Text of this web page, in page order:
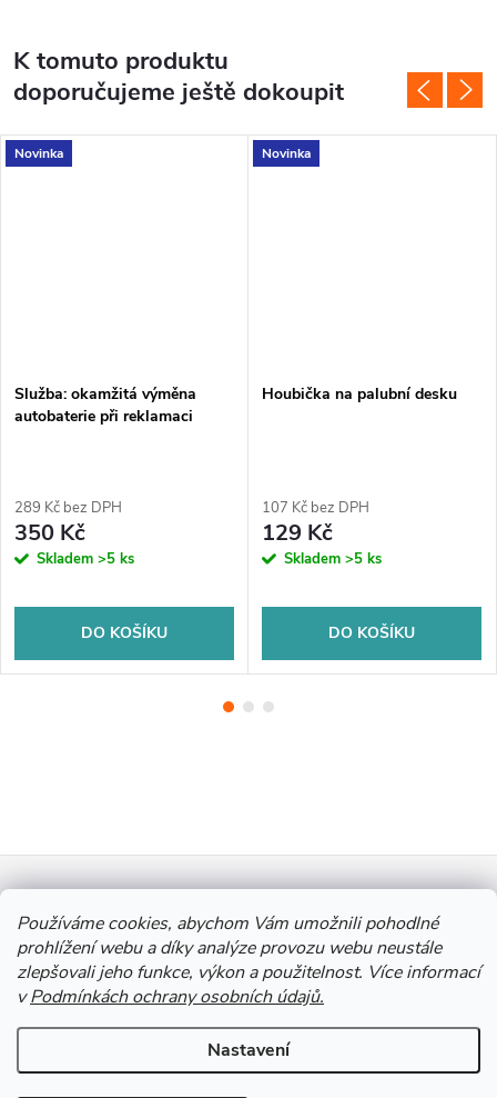
Používáme cookies, abychom Vám umožnili pohodlné
prohlížení webu a díky analýze provozu webu neustále
zlepšovali jeho funkce, výkon a použitelnost. Více informací
vPodmínkách ochrany osobních údajů.
Nastavení
K tomuto produktu
doporučujeme ještě dokoupit
Novinka
Služba: okamžitá výměna
autobaterie při reklamaci
289 Kč bez DPH
350 Kč
Skladem >5 ks
DO KOŠÍKU
Novinka
Houbička na palubní desku
107 Kč bez DPH
129 Kč
Skladem >5 ks
DO KOŠÍKU
Z
á
p
a
Výkup Jinočany - výkup barevných kovů a autobaterií
Copyright 2026Autobaterie Jinočany. Všechna práva vyhrazena.Upravit